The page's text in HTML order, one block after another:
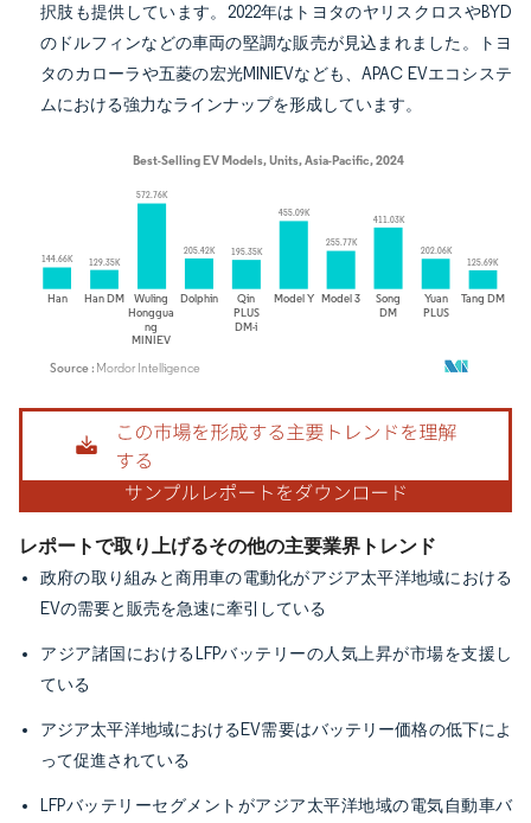
択肢も提供しています。2022年はトヨタのヤリスクロスやBYD
のドルフィンなどの車両の堅調な販売が見込まれました。トヨ
タのカローラや五菱の宏光MINIEVなども、APAC EVエコシステ
ムにおける強力なラインナップを形成しています。
画像 © Mordor Intelligence。再利用にはCC BY 4.0の表示が必要です。
レポートで取り上げるその他の主要業界トレンド
政府の取り組みと商用車の電動化がアジア太平洋地域における
EVの需要と販売を急速に牽引している
アジア諸国におけるLFPバッテリーの人気上昇が市場を支援し
ている
アジア太平洋地域におけるEV需要はバッテリー価格の低下によ
って促進されている
LFPバッテリーセグメントがアジア太平洋地域の電気自動車バ